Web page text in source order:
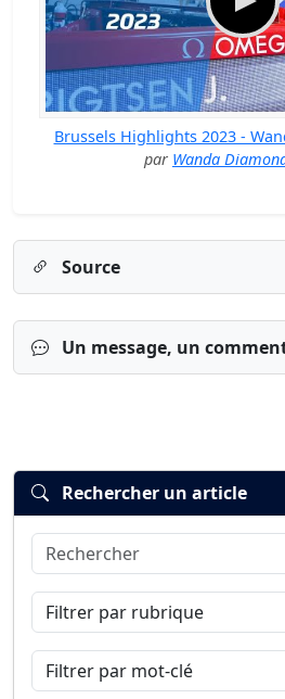
Brussels Highlights 2023 -
par Wanda
Source
Un message, un
Connexion
Rechercher un article
Rechercher
Filtrer par rubrique
Filtrer par mot-clé